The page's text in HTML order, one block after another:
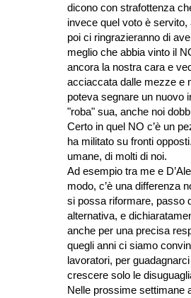
dicono con strafottenza
invece quel voto è
poi ci ringrazieranno di
meglio che abbia vinto il
ancora la nostra cara e
acciaccata dalle mezze e
poteva segnare un nuovo
"roba" sua, anche noi
Certo in quel NO c’è un
ha militato su fronti
umane, di molti di noi.
Ad esempio tra me e
modo, c’è una differenza
si possa riformare, passo
alternativa, e
anche per una precisa
quegli anni ci siamo
lavoratori, per
crescere solo le
Nelle prossime settimane